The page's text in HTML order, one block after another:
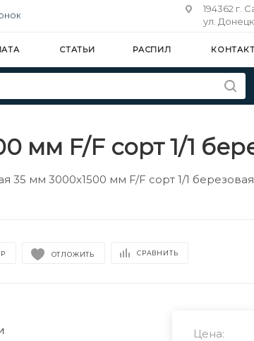
194362 г.
ул.
СТАТЬИ РАСПИЛ
мм F/F сорт 1/1
35 мм 3000х1500 мм F/F сорт 1/1 березовая
ОТЛОЖИТЬ СРАВНИТЬ
Цена: